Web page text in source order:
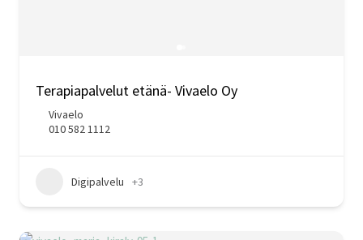
Terapiapalvelut etänä- Vivaelo Oy
Vivaelo
010 582 1112
Digipalvelu +3